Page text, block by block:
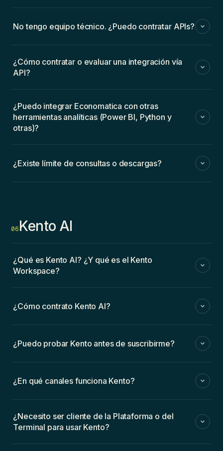
No tengo equipo técnico. ¿Puedo contratar APIs?
¿Cómo contratar o evaluar una integración vía
API?
¿Puedo integrar Economatica con otras
herramientas analíticas (Power BI, Python y
otras)?
¿Existe límite de consultas o descargas?
06Kento AI
¿Qué es Kento AI? ¿Y qué es el Kento
Workspace?
¿Cómo contrato Kento AI?
¿Puedo probar Kento antes de suscribirme?
¿En qué canales funciona Kento?
¿Necesito ser cliente de la Plataforma o del
Terminal para usar Kento?